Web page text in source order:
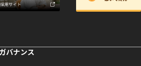
バナンス